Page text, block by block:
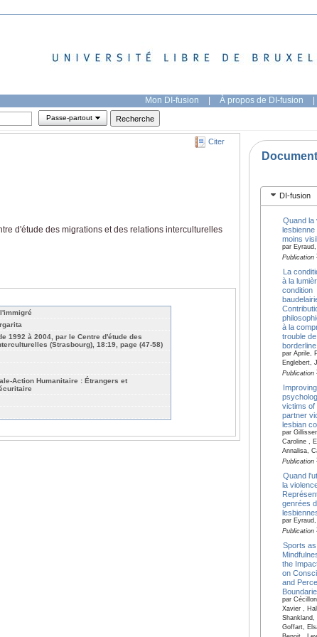
Mon DI-fusion | À propos de DI-fusion |
Passe-partout
Citer
d'étude des migrations et des relations interculturelles
1992 à 2004, par le Centre d'étude des
(Strasbourg), 18:19, page (47-58)
Action Humanitaire : Étrangers et
DI-fusion
Quand la
lesbienne
moins
par
Publication
La
à la
condition
à la
trouble
borderline
par Aprile,
Englebert,
Publication
Improving
victims of
partner
lesbian
par
Caroline ,
Annalisa,
Publication
Quand
la
genrées
par
Publication
Sports
the
on
and
par
Xavier ,
Goffart,